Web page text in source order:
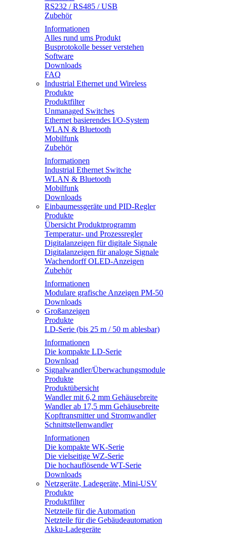
RS232 / RS485 / USB
Zubehör
Informationen
Alles rund ums Produkt
Busprotokolle besser verstehen
Software
Downloads
FAQ
Industrial Ethernet und Wireless
Produkte
Produktfilter
Unmanaged Switches
Ethernet basierendes I/O-System
WLAN & Bluetooth
Mobilfunk
Zubehör
Informationen
Industrial Ethernet Switche
WLAN & Bluetooth
Mobilfunk
Downloads
Einbaumessgeräte und PID-Regler
Produkte
Übersicht Produktprogramm
Temperatur- und Prozessregler
Digitalanzeigen für digitale Signale
Digitalanzeigen für analoge Signale
Wachendorff OLED-Anzeigen
Zubehör
Informationen
Modulare grafische Anzeigen PM-50
Downloads
Großanzeigen
Produkte
LD-Serie (bis 25 m / 50 m ablesbar)
Informationen
Die kompakte LD-Serie
Download
Signalwandler/Überwachungsmodule
Produkte
Produktübersicht
Wandler mit 6,2 mm Gehäusebreite
Wandler ab 17,5 mm Gehäusebreite
Kopftransmitter und Stromwandler
Schnittstellenwandler
Informationen
Die kompakte WK-Serie
Die vielseitige WZ-Serie
Die hochauflösende WT-Serie
Downloads
Netzgeräte, Ladegeräte, Mini-USV
Produkte
Produktfilter
Netzteile für die Automation
Netzteile für die Gebäudeautomation
Akku-Ladegeräte